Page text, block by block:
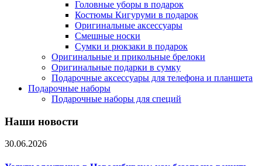
Головные уборы в подарок
Костюмы Кигуруми в подарок
Оригинальные аксессуары
Смешные носки
Сумки и рюкзаки в подарок
Оригинальные и прикольные брелоки
Оригинальные подарки в сумку
Подарочные аксессуары для телефона и планшета
Подарочные наборы
Подарочные наборы для специй
Наши новости
30.06.2026